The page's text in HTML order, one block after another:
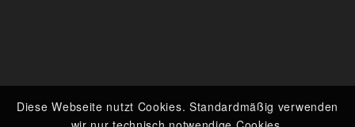
Diese Webseite nutzt Cookies. Standardmäßig verwenden